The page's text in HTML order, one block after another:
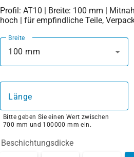
Profil: AT10 | Breite: 100 mm |
hoch | für empfindliche Teile,
Breite
100 mm
Länge
Bitte geben Sie einen Wert zwischen
700 mm und 100000 mm ein.
Beschichtungsdicke